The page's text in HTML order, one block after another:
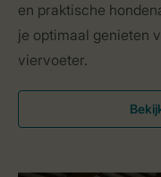
en praktische
je optimaal genieten
viervoeter.